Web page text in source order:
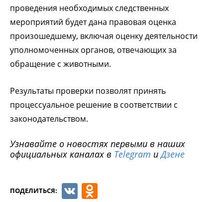
проведения необходимых следственных
мероприятий будет дана правовая оценка
произошедшему, включая оценку деятельности
уполномоченных органов, отвечающих за
обращение с животными.
Результаты проверки позволят принять
процессуальное решение в соответствии с
законодательством.
Узнавайте о новостях первыми в наших
официальных каналах в Telegram иДзене
ПОДЕЛИТЬСЯ: VK